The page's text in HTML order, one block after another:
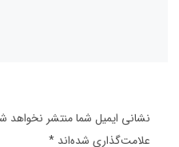
نشانی ایمیل شما منتشر نخواهد
علامت‌گذاری شده‌اند *